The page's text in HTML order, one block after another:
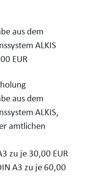
aus dem
ALKIS
EUR
aus dem
ALKIS,
amtlichen
zu je 30,00 EUR
A3 zu je 60,00